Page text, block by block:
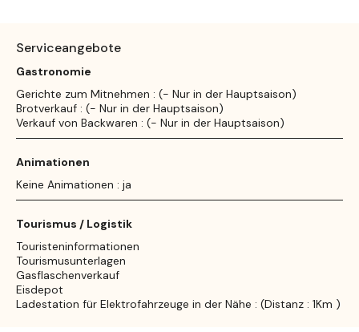
Serviceangebote
Gastronomie
Gerichte zum Mitnehmen : (- Nur in der Hauptsaison)
Brotverkauf : (- Nur in der Hauptsaison)
Verkauf von Backwaren : (- Nur in der Hauptsaison)
Animationen
Keine Animationen : ja
Tourismus / Logistik
Touristeninformationen
Tourismusunterlagen
Gasflaschenverkauf
Eisdepot
Ladestation für Elektrofahrzeuge in der Nähe : (Distanz : 1Km )